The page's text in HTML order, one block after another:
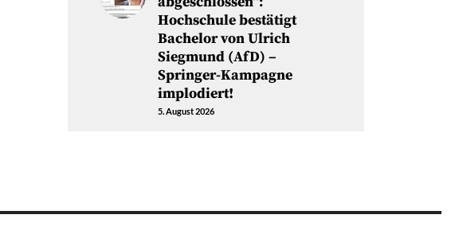
Hochschule bestätigt
Bachelor von Ulrich
Siegmund (AfD) –
Springer-Kampagne
implodiert!
5. August 2026